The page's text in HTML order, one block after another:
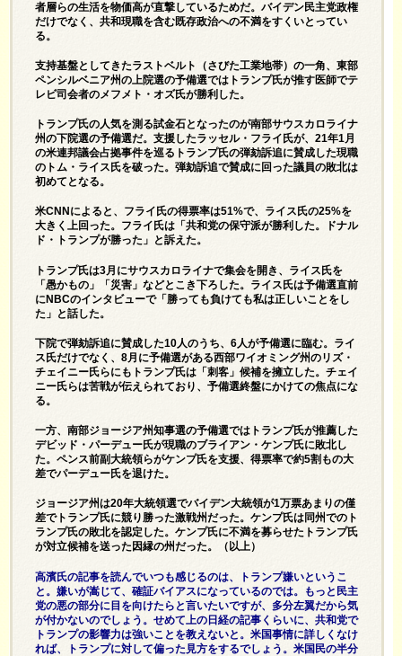
者層らの生活を物価高が直撃しているためだ。バイデン民主党政権
だけでなく、共和現職を含む既存政治への不満をすくいとってい
る。
支持基盤としてきたラストベルト（さびた工業地帯）の一角、東部
ペンシルベニア州の上院選の予備選ではトランプ氏が推す医師でテ
レビ司会者のメフメト・オズ氏が勝利した。
トランプ氏の人気を測る試金石となったのが南部サウスカロライナ
州の下院選の予備選だ。支援したラッセル・フライ氏が、21年1月
の米連邦議会占拠事件を巡るトランプ氏の弾劾訴追に賛成した現職
のトム・ライス氏を破った。弾劾訴追で賛成に回った議員の敗北は
初めてとなる。
米CNNによると、フライ氏の得票率は51%で、ライス氏の25%を
大きく上回った。フライ氏は「共和党の保守派が勝利した。ドナル
ド・トランプが勝った」と訴えた。
トランプ氏は3月にサウスカロライナで集会を開き、ライス氏を
「愚かもの」「災害」などとこき下ろした。ライス氏は予備選直前
にNBCのインタビューで「勝っても負けても私は正しいことをし
た」と話した。
下院で弾劾訴追に賛成した10人のうち、6人が予備選に臨む。ライ
ス氏だけでなく、8月に予備選がある西部ワイオミング州のリズ・
チェイニー氏らにもトランプ氏は「刺客」候補を擁立した。チェイ
ニー氏らは苦戦が伝えられており、予備選終盤にかけての焦点にな
る。
一方、南部ジョージア州知事選の予備選ではトランプ氏が推薦した
デビッド・パーデュー氏が現職のブライアン・ケンプ氏に敗北し
た。ペンス前副大統領らがケンプ氏を支援、得票率で約5割もの大
差でパーデュー氏を退けた。
ジョージア州は20年大統領選でバイデン大統領が1万票あまりの僅
差でトランプ氏に競り勝った激戦州だった。ケンプ氏は同州でのト
ランプ氏の敗北を認定した。ケンプ氏に不満を募らせたトランプ氏
が対立候補を送った因縁の州だった。（以上）
高濱氏の記事を読んでいつも感じるのは、トランプ嫌いというこ
と。嫌いが嵩じて、確証バイアスになっているのでは。もっと民主
党の悪の部分に目を向けたらと言いたいですが、多分左翼だから気
が付かないのでしょう。せめて上の日経の記事くらいに、共和党で
トランプの影響力は強いことを教えないと。米国事情に詳しくなけ
れば、トランプに対して偏った見方をするでしょう。米国民の半分